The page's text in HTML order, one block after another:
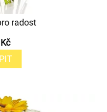
radost